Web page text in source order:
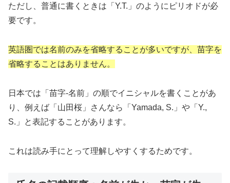
ただし、普通に書くときは「Y.T.」のようにピリオドが必
要です。
英語圏では名前のみを省略することが多いですが、苗字を
省略することはありません。
日本では「苗字-名前」の順でイニシャルを書くことがあ
り、例えば「山田桜」さんなら「Yamada, S.」や「Y.,
S.」と表記することがあります。
これは読み手にとって理解しやすくするためです。